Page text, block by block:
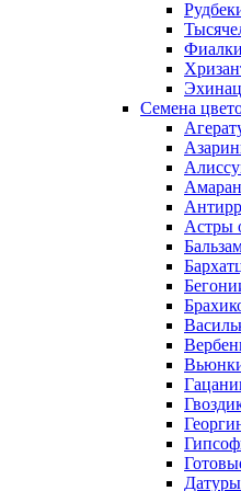
Фиалки
Семена
Астры